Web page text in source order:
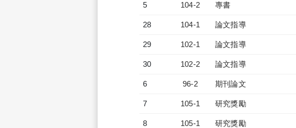
5 104-2 專書
28 104-1 論文指導
29 102-1 論文指導
30 102-2 論文指導
6 96-2 期刊論文
7 105-1 研究獎勵
8 105-1 研究獎勵